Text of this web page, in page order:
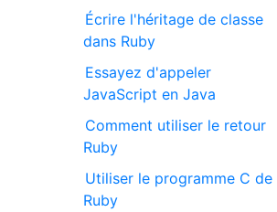
Écrire l'héritage de classe
dans Ruby
Essayez d'appeler
JavaScript en Java
Comment utiliser le retour
Ruby
Utiliser le programme C de
Ruby